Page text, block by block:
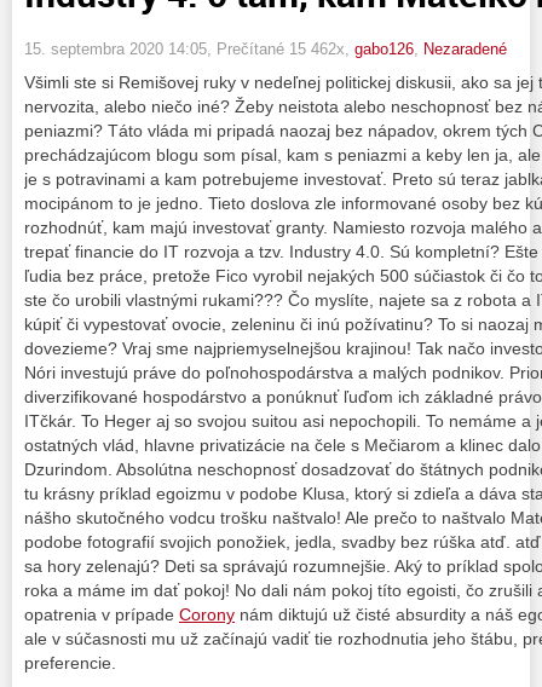
15. septembra 2020 14:05 , Prečítané 15 462x, gabo126 Nezaradené
Všimli ste si Remišovej ruky v nedeľnej politickej diskusii, ako sa jej
nervozita, alebo niečo iné? Žeby neistota alebo neschopnosť bez
peniazmi? Táto vláda mi pripadá naozaj bez nápadov, okrem tých
prechádzajúcom blogu som písal, kam s peniazmi a keby len ja,
je s potravinami a kam potrebujeme investovať. Preto sú teraz
mocipánom to je jedno. Tieto doslova zle informované osoby bez
rozhodnúť, kam majú investovať granty. Namiesto rozvoja malého
trepať financie do IT rozvoja a tzv. Industry 4.0. Sú kompletní?
ľudia bez práce, pretože Fico vyrobil nejakých 500 súčiastok či čo
ste čo urobili vlastnými rukami??? Čo myslíte, najete sa z robota a
kúpiť či vypestovať ovocie, zeleninu či inú požívatinu? To si naozaj
dovezieme? Vraj sme najpriemyselnejšou krajinou! Tak načo
Nóri investujú práve do poľnohospodárstva a malých podnikov.
diverzifikované hospodárstvo a ponúknuť ľuďom ich základné
ITčkár. To Heger aj so svojou suitou asi nepochopili. To nemáme a
ostatných vlád, hlavne privatizácie na čele s Mečiarom a klinec
Dzurindom. Absolútna neschopnosť dosadzovať do štátnych
tu krásny príklad egoizmu v podobe Klusa, ktorý si zdieľa a dáva
nášho skutočného vodcu trošku naštvalo! Ale prečo to naštvalo
podobe fotografií svojich ponožiek, jedla, svadby bez rúška atď.
sa hory zelenajú? Deti sa správajú rozumnejšie. Aký to príklad
roka a máme im dať pokoj! No dali nám pokoj títo egoisti, čo zrušili
opatrenia v prípade Corony nám diktujú už čisté absurdity a náš
ale v súčasnosti mu už začínajú vadiť tie rozhodnutia jeho štábu,
preferencie.